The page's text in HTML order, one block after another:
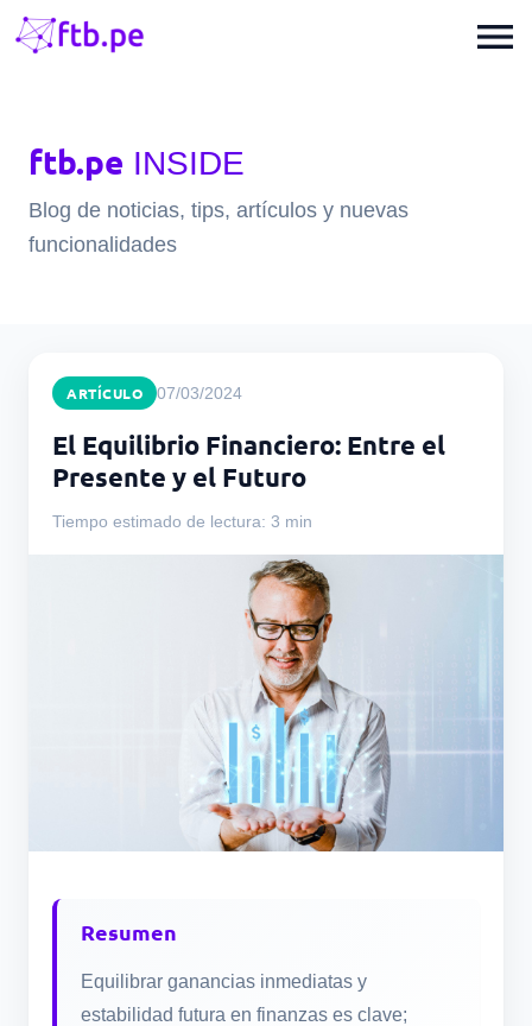
menu
ftb.pe INSIDE
Blog de noticias, tips, artículos y nuevas
funcionalidades
ARTÍCULO 07/03/2024
El Equilibrio Financiero: Entre el
Presente y el Futuro
Tiempo estimado de lectura: 3 min
Resumen
Equilibrar ganancias inmediatas y
estabilidad futura en finanzas es clave;